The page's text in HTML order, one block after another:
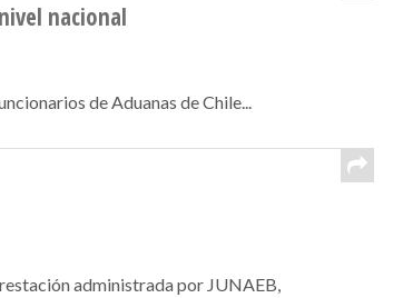
nacional
de Aduanas de Chile...
administrada por JUNAEB,